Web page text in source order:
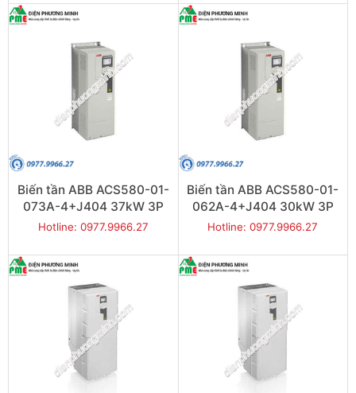
Biến tần ABB ACS580-01-
073A-4+J404 37kW 3P
Hotline: 0977.9966.27
Biến tần ABB ACS580-01-
062A-4+J404 30kW 3P
Hotline: 0977.9966.27